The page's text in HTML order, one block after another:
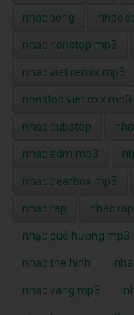
nhac song nhac
nhac nonstop mp3
nhac viet remix mp3
nonstop viet mix mp3
nhac dubstep
nhac edm mp3
nhac beatbox mp3
nhac rap nhac
nhạc quê hương mp3
nhac the hinh
nhac vang mp3